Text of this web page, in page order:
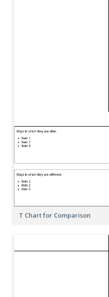
T Chart for Comparison